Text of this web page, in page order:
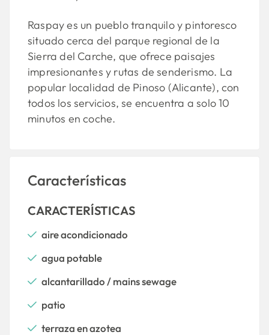
Raspay es un pueblo tranquilo y pintoresco
situado cerca del parque regional de la
Sierra del Carche, que ofrece paisajes
impresionantes y rutas de senderismo. La
popular localidad de Pinoso (Alicante), con
todos los servicios, se encuentra a solo 10
minutos en coche.
Características
CARACTERÍSTICAS
aire acondicionado
agua potable
alcantarillado / mains sewage
patio
terraza en azotea